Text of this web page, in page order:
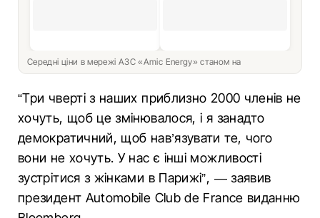
Середні ціни в мережі АЗС «Amic Energy» станом на
“Три чверті з наших приблизно 2000 членів не
хочуть, щоб це змінювалося, і я занадто
демократичний, щоб нав’язувати те, чого
вони не хочуть. У нас є інші можливості
зустрітися з жінками в Парижі”, — заявив
президент Automobile Club de France виданню